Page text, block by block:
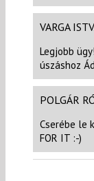
VARGA
Legjobb
úszáshoz
POLGÁR
Cserébe le
FOR IT :-)